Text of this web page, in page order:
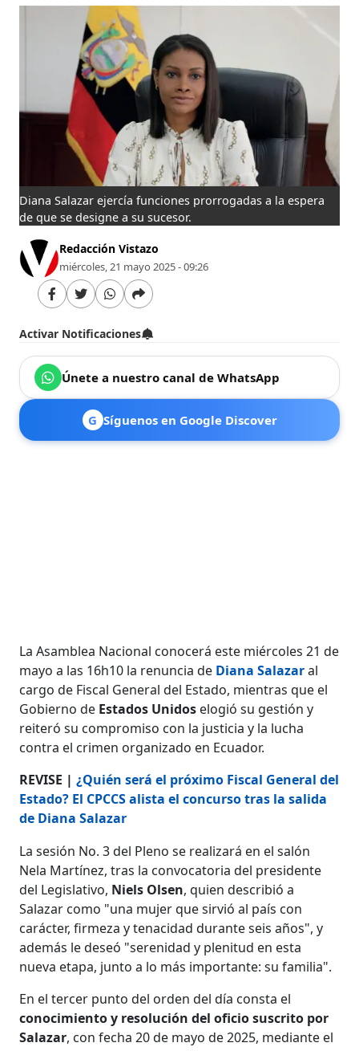
Diana Salazar ejercía funciones prorrogadas a la espera
de que se designe a su sucesor.
Redacción Vistazo
miércoles, 21 mayo 2025 - 09:26
Activar Notificaciones
Únete a nuestro canal de WhatsApp
G Síguenos en Google Discover
La Asamblea Nacional conocerá este miércoles 21 de
mayo a las 16h10 la renuncia de Diana Salazaral
cargo de Fiscal General del Estado, mientras que el
Gobierno de Estados Unidos elogió su gestión y
reiteró su compromiso con la justicia y la lucha
contra el crimen organizado en Ecuador.
REVISE |¿Quién será el próximo Fiscal General del
Estado? El CPCCS alista el concurso tras la salida
de Diana Salazar
La sesión No. 3 del Pleno se realizará en el salón
Nela Martínez, tras la convocatoria del presidente
del Legislativo, Niels Olsen, quien describió a
Salazar como "una mujer que sirvió al país con
carácter, firmeza y tenacidad durante seis años", y
además le deseó "serenidad y plenitud en esta
nueva etapa, junto a lo más importante: su familia".
En el tercer punto del orden del día consta el
conocimiento y resolución del oficio suscrito por
Salazar, con fecha 20 de mayo de 2025, mediante el